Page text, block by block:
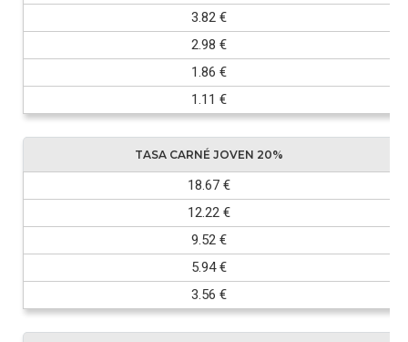
3.82 €
2.98 €
1.86 €
1.11 €
TASA CARNÉ JOVEN 20%
18.67 €
12.22 €
9.52 €
5.94 €
3.56 €